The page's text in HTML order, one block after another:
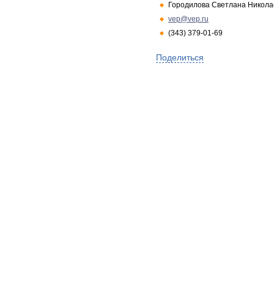
Городилова Светлана
vep@vep.ru
(343) 379-01-69
Поделиться